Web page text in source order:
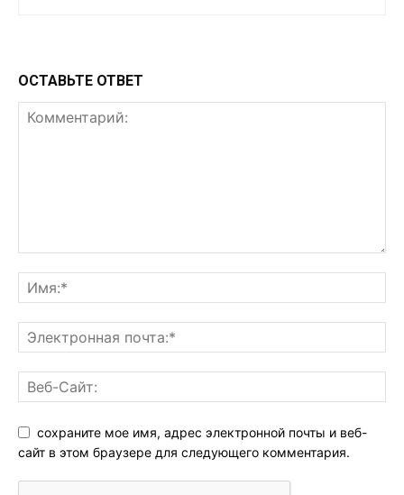
ОСТАВЬТЕ ОТВЕТ
сохраните мое имя, адрес электронной почты и веб-
сайт в этом браузере для следующего комментария.